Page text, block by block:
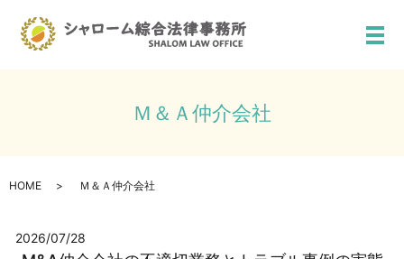
メ
Ｍ＆Ａ仲介会社
HOME Ｍ＆Ａ仲介会社
2026/07/28